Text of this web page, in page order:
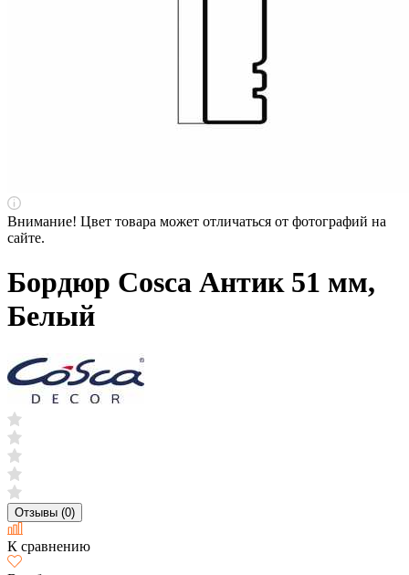
Внимание! Цвет товара может отличаться от фотографий на
сайте.
Бордюр Cosca Антик 51 мм,
Белый
Отзывы (0)
К сравнению